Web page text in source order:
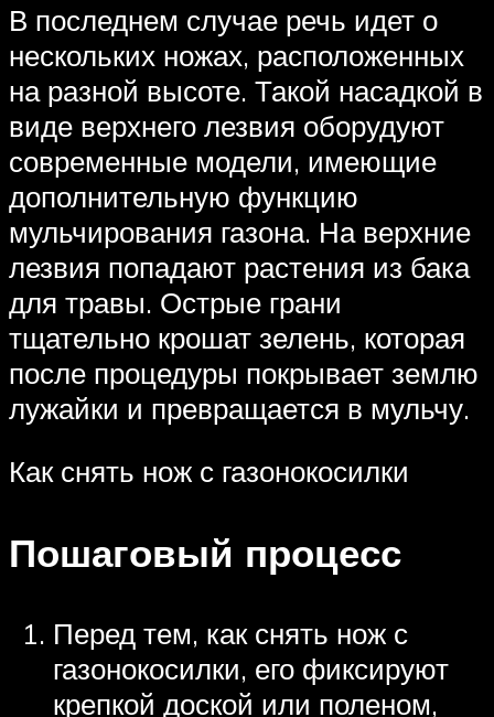
В последнем случае речь идет о
нескольких ножах, расположенных
на разной высоте. Такой насадкой в
виде верхнего лезвия оборудуют
современные модели, имеющие
дополнительную функцию
мульчирования газона. На верхние
лезвия попадают растения из бака
для травы. Острые грани
тщательно крошат зелень, которая
после процедуры покрывает землю
лужайки и превращается в мульчу.
Как снять нож с газонокосилки
Пошаговый процесс
Перед тем, как снять нож с
газонокосилки, его фиксируют
крепкой доской или поленом,